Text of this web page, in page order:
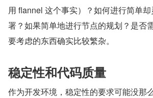
用 flannel 这个事实）？如何进行简单
署？如果简单地进行节点的规划？是否
要考虑的东西确实比较繁杂。
稳定性和代码质量
作为开发环境，稳定性的要求可能没那